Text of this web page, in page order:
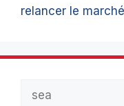
relancer le